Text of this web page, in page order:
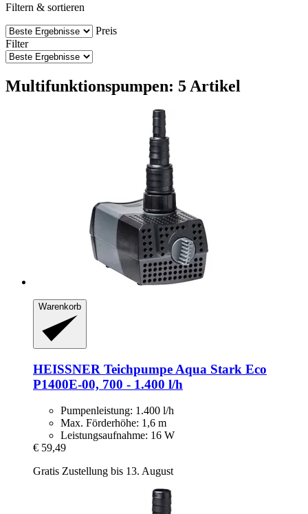
Filtern & sortieren
Preis
Filter
Multifunktionspumpen: 5 Artikel
Warenkorb
HEISSNER Teichpumpe Aqua Stark Eco
P1400E-​00, 700 -​ 1.400 l/h
Pumpenleistung: 1.400 l/h
Max. Förderhöhe: 1,6 m
Leistungsaufnahme: 16 W
€ 59,49
Gratis Zustellung bis 13. August